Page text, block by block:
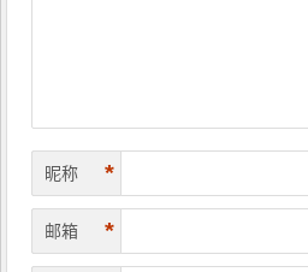
昵称 *
邮箱 *